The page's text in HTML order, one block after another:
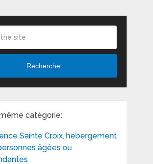
Recherche
catégorie:
Sainte Croix, hébergement
âgées ou